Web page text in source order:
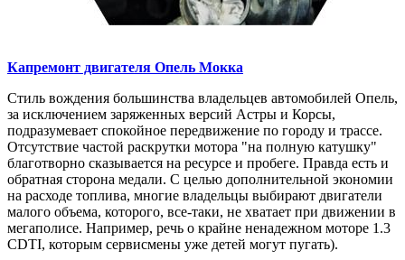
Капремонт двигателя Опель Мокка
Стиль вождения большинства владельцев автомобилей Опель,
за исключением заряженных версий Астры и Корсы,
подразумевает спокойное передвижение по городу и трассе.
Отсутствие частой раскрутки мотора "на полную катушку"
благотворно сказывается на ресурсе и пробеге. Правда есть и
обратная сторона медали. С целью дополнительной экономии
на расходе топлива, многие владельцы выбирают двигатели
малого объема, которого, все-таки, не хватает при движении в
мегаполисе. Например, речь о крайне ненадежном моторе 1.3
CDTI, которым сервисмены уже детей могут пугать).